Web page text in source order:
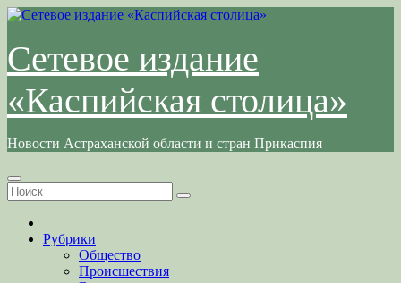
Перейти
содержимому
Сетевое издание
«Каспийская столица»
Новости Астраханской области и стран Прикаспия
Рубрики
Общество
Происшествия